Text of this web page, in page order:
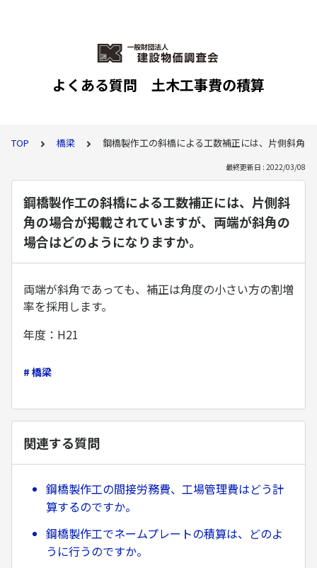
よくある質問 土木工事費の積算
TOP 橋梁 鋼橋製作工の斜橋による工数補正には、片側斜角
最終更新日 : 2022/03/08
鋼橋製作工の斜橋による工数補正には、片側斜
角の場合が掲載されていますが、両端が斜角の
場合はどのようになりますか。
両端が斜角であっても、補正は角度の小さい方の割増
率を採用します。
年度：H21
# 橋梁
関連する質問
鋼橋製作工の間接労務費、工場管理費はどう計
算するのですか。
鋼橋製作工でネームプレートの積算は、どのよ
うに行うのですか。